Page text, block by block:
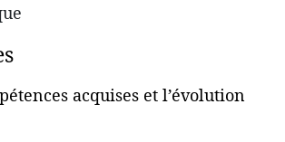
acquises et l’évolution